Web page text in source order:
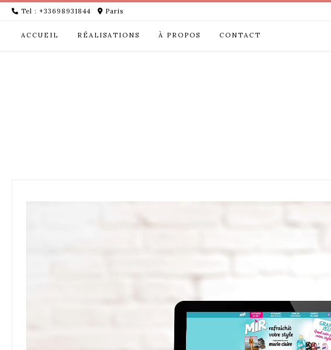
Skip
content
Tel : +33698931844 Paris
ACCUEIL RÉALISATIONS À PROPOS CONTACT